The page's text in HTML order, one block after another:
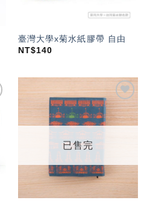
臺灣大學x菊水紙膠帶 自由
NT$140
加入
「願
望輕
已售完